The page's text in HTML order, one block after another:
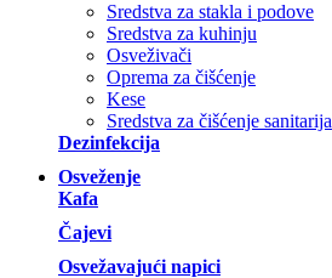
Sredstva za stakla i podove
Sredstva za kuhinju
Osveživači
Oprema za čišćenje
Kese
Sredstva za čišćenje sanitarija
Dezinfekcija
Osveženje
Kafa
Čajevi
Osvežavajući napici